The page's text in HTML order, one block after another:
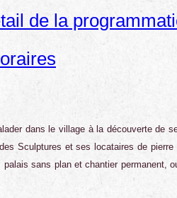
de la
dans le village à la découverte de
Sculptures et ses locataires de
sans plan et chantier permanent,